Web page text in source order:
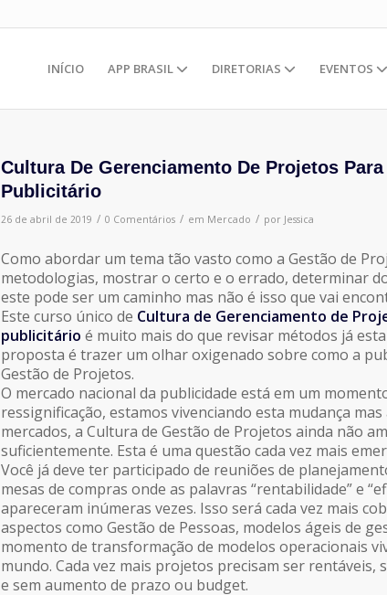
INÍCIO APP BRASIL DIRETORIAS EVENTOS
Cultura De Gerenciamento De Projetos
Publicitário
26 de abril de 2019 / 0 Comentários / em Mercado / por Jessica
Como abordar um tema tão vasto como a Gestão de
metodologias, mostrar o certo e o errado, determinar
este pode ser um caminho mas não é isso que vai
Este curso único de Cultura de Gerenciamento de
publicitário é muito mais do que revisar métodos já
proposta é trazer um olhar oxigenado sobre como a
Gestão de Projetos.
O mercado nacional da publicidade está em um
ressignificação, estamos vivenciando esta mudança
mercados, a Cultura de Gestão de Projetos ainda não
suficientemente. Esta é uma questão cada vez mais
Você já deve ter participado de reuniões de
mesas de compras onde as palavras “rentabilidade” e
apareceram inúmeras vezes. Isso será cada vez mais
aspectos como Gestão de Pessoas, modelos ágeis de
momento de transformação de modelos operacionais
mundo. Cada vez mais projetos precisam ser rentáveis,
e sem aumento de prazo ou budget.